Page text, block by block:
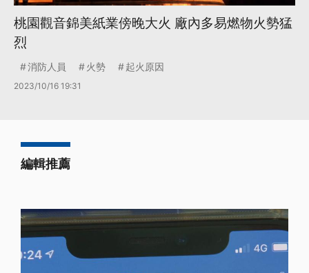
桃園觀音錦美紙業傍晚大火 廠內多易燃物火勢猛
烈
消防人員 火勢 起火原因
2023/10/16 19:31
編輯推薦